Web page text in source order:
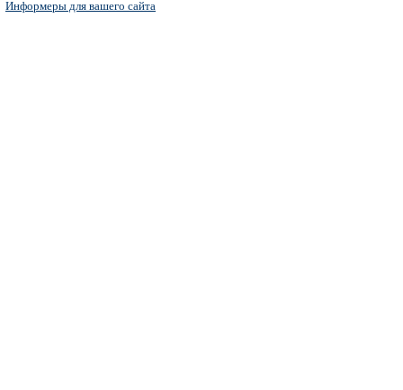
Информеры для вашего сайта